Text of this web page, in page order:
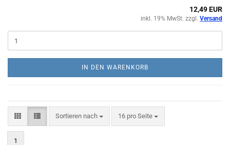
12,49 EUR
inkl. 19% MwSt. zzgl. Versand
IN DEN WARENKORB
Sortieren nach
Sortieren nach 16 pro Seite
pro Seite
1